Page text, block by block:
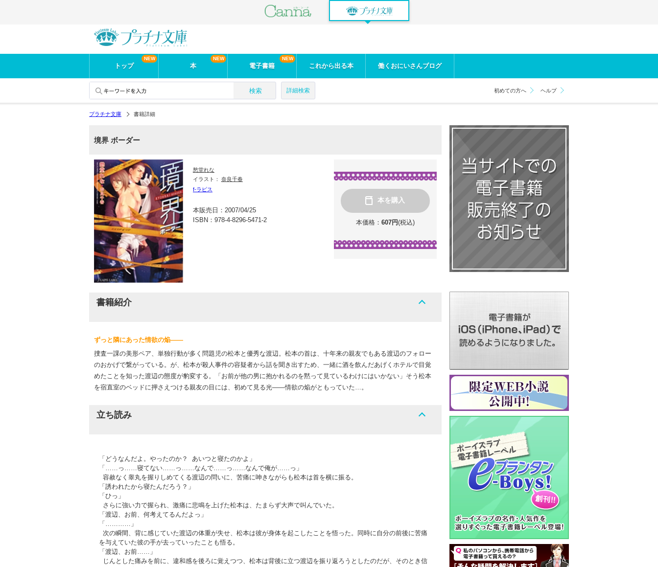
検索 詳細検索
トップ 本 電子書籍 これから出る本 働くおにいさんブログ
初めての方へ ヘルプ
プラチナ文庫 書籍詳細
境界 ボーダー
愁堂れな
イラスト： 奈良千春
f-ラピス
本を購入
本価格： 607円(税込)
本販売日： 2007/04/25
ISBN： 978-4-8296-5471-2
書籍紹介
ずっと隣にあった情欲の焔――
捜査一課の美形ペア、単独行動が多く問題児の松本と優秀な渡辺。松本の首は、十年来の親友でもある渡辺のフォロー
のおかげで繋がっている。が、松本が殺人事件の容疑者から話を聞き出すため、一緒に酒を飲んだあげくホテルで目覚
めたことを知った渡辺の態度が豹変する。「お前が他の男に抱かれるのを黙って見ているわけにはいかない」そう松本
を宿直室のベッドに押さえつける親友の目には、初めて見る光――情欲の焔がともっていた…。
立ち読み
「どうなんだよ。やったのか？ あいつと寝たのかよ」
「……っ……寝てない……っ……なんで……っ……なんで俺が……っ」
容赦なく睾丸を握りしめてくる渡辺の問いに、苦痛に呻きながらも松本は首を横に振る。
「誘われたから寝たんだろう？」
「ひっ」
さらに強い力で握られ、激痛に悲鳴を上げた松本は、たまらず大声で叫んでいた。
「渡辺、お前、何考えてるんだよっ」
「…………」
次の瞬間、背に感じていた渡辺の体重が失せ、松本は彼が身体を起こしたことを悟った。同時に自分の前後に苦痛
を与えていた彼の手が去っていったことも悟る。
「渡辺、お前……」
じんとした痛みを前に、違和感を後ろに覚えつつ、松本は背後に立つ渡辺を振り返ろうとしたのだが、そのとき信